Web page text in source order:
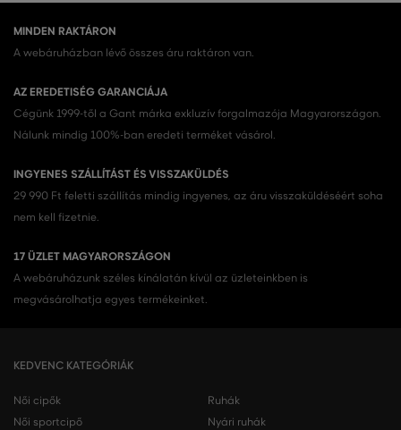
MINDEN RAKTÁRON
A webáruházban lévő összes áru raktáron van.
AZ EREDETISÉG GARANCIÁJA
Cégünk 1999-től a Gant márka exkluzív forgalmazója Magyarországon.
Nálunk mindig 100%-ban eredeti terméket vásárol.
INGYENES SZÁLLÍTÁST ÉS VISSZAKÜLDÉS
29 990 Ft feletti szállítás mindig ingyenes, az áru visszaküldéséért soha
nem kell fizetnie.
17 ÜZLET MAGYARORSZÁGON
A webáruházunk széles kínálatán kívül az üzleteinkben is
megvásárolhatja egyes termékeinket.
KEDVENC KATEGÓRIÁK
Női cipők
Női sportcipő
Ruhák
Nyári ruhák